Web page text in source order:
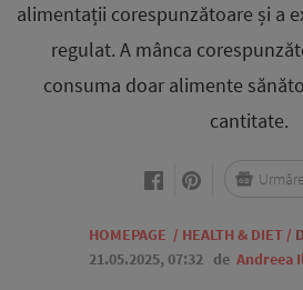
alimentații corespunzătoare și a
regulat. A mânca
consuma doar alimente
cantitate.
HOMEPAGE / HEALTH & DIET/
21.05.2025, 07:32 de Andreea